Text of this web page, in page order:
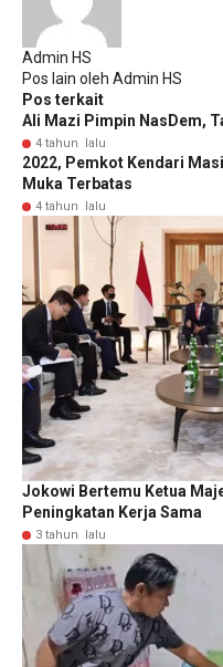
Admin HS
Pos lain oleh Admin HS
Pos terkait
Ali Mazi Pimpin NasDem,
4 tahun lalu
2022, Pemkot Kendari
Muka Terbatas
4 tahun lalu
Jokowi Bertemu Ketua
Peningkatan Kerja Sama
3 tahun lalu